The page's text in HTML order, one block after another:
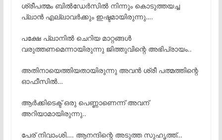
ശ്രീപത്മം ബിൽഡേർസിൽ നിന്നും കൊടുത്തയച്ച
പ്ലാൻ എല്ലാവർക്കും ഇഷ്ടമായിരുന്നു….
പക്ഷേ പ്ലാനിൽ ചെറിയ മാറ്റങ്ങൾ
വരുത്തണമെന്നായിരുന്നു ജിത്തുവിന്റെ അഭിപ്രായം..
അതിനായെത്തിയതായിരുന്നു അവൻ ശ്രീ പത്മത്തിന്റെ
ഓഫീസിൽ…
ആർക്കിടെക്ട് ഒരു പെണ്ണാണെന്ന് അവന്
അറിയാമായിരുന്നു..
പേര് നിവാംശി…. ആനന്ദിന്റെ അടുത്ത സുഹൃത്ത്…